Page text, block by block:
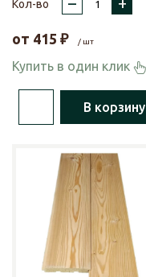
Кол-во
от 415 ₽ / шт
Купить в один клик
В корзину